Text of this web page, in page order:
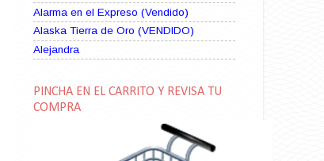
Alarma en el Expreso (Vendido)
Alaska Tierra de Oro (VENDIDO)
Alejandra
Alma Zíngara
Alma en Suplicio (VENDIDO)
PINCHA EN EL CARRITO Y REVISA TU
COMPRA